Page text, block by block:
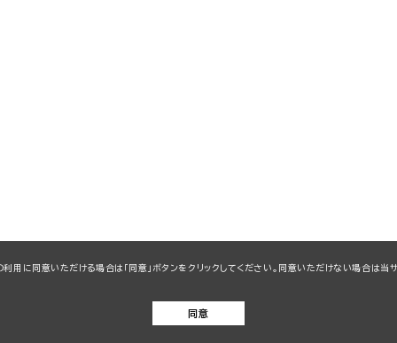
に同意いただける場合は「同意」ボタンをクリックしてください。同意いただけない場合は当
同意